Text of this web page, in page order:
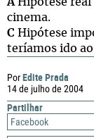
PorEdite Prada
14 de julho de 2004
Partilhar
Facebook
cinema.
C Hipótese
teríamos ido